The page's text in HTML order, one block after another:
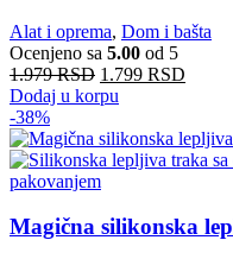
Alat i oprema, Dom i bašta
Ocenjeno sa 5.00 od 5
1.979RSD 1.799 RSD
Dodaj u korpu
-38%
Magična silikonska